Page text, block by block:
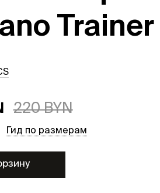
Trainer
220 BYN
Гид по размерам